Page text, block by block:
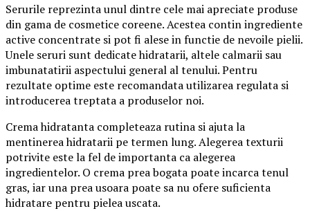
Serurile reprezinta unul dintre cele mai apreciate produse
din gama de cosmetice coreene. Acestea contin ingrediente
active concentrate si pot fi alese in functie de nevoile pielii.
Unele seruri sunt dedicate hidratarii, altele calmarii sau
imbunatatirii aspectului general al tenului. Pentru
rezultate optime este recomandata utilizarea regulata si
introducerea treptata a produselor noi.
Crema hidratanta completeaza rutina si ajuta la
mentinerea hidratarii pe termen lung. Alegerea texturii
potrivite este la fel de importanta ca alegerea
ingredientelor. O crema prea bogata poate incarca tenul
gras, iar una prea usoara poate sa nu ofere suficienta
hidratare pentru pielea uscata.